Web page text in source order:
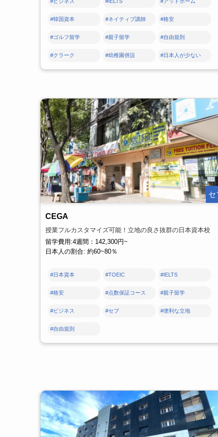
#韓国資本 #ネイティブ講師 #格安
#ゴルフ留学 #親子留学 #自由規則
#クラーク #幼稚園併設 #日本人が少ない
セ
CEGA
授業フルカスタマイズ可能！立地の良さ抜群の日本資本校
留学費用:4週間：142,300円~
日本人の割合: 約60~80％
#日本資本 #TOEIC #IELTS
#格安 #点数保証コース #親子留学
#ビジネス #セブ #便利な立地
#自由規則